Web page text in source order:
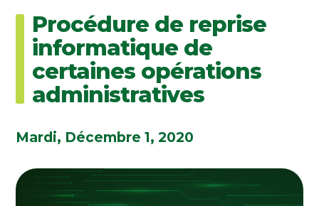
Procédure de reprise
informatique de
certaines opérations
administratives
Mardi, Décembre 1, 2020